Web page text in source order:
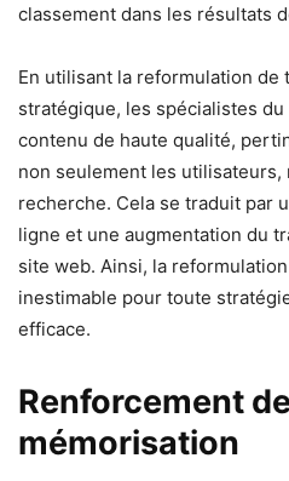
classement dans les résultats
En utilisant la reformulation de
stratégique, les spécialistes
contenu de haute qualité,
non seulement les utilisateurs,
recherche. Cela se traduit par
ligne et une augmentation du
site web. Ainsi, la
inestimable pour toute
efficace.
Renforcement
mémorisation